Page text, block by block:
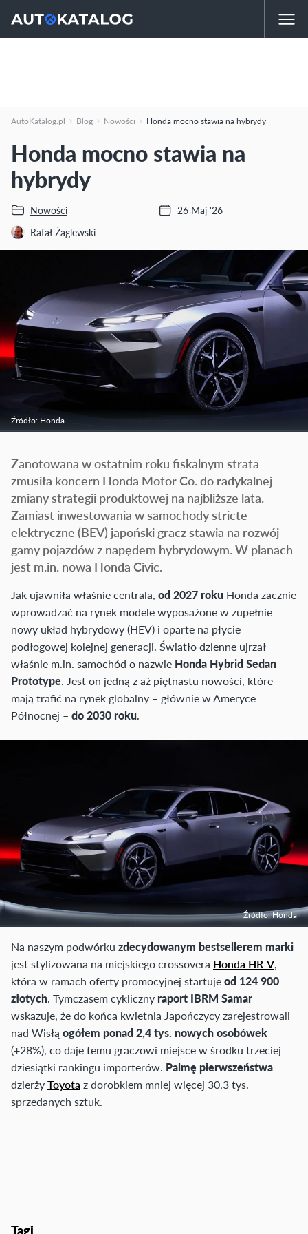
AutoKatalog.pl Blog Nowości Honda mocno stawia na hybrydy
Honda mocno stawia na
hybrydy
Nowości
Rafał Żaglewski
26 Maj '26
Źródło: Honda
Zanotowana w ostatnim roku fiskalnym strata
zmusiła koncern Honda Motor Co. do radykalnej
zmiany strategii produktowej na najbliższe lata.
Zamiast inwestowania w samochody stricte
elektryczne (BEV) japoński gracz stawia na rozwój
gamy pojazdów z napędem hybrydowym. W planach
jest m.in. nowa Honda Civic.
Jak ujawniła właśnie centrala, od 2027 roku Honda zacznie
wprowadzać na rynek modele wyposażone w zupełnie
nowy układ hybrydowy (HEV) i oparte na płycie
podłogowej kolejnej generacji. Światło dzienne ujrzał
właśnie m.in. samochód o nazwie Honda Hybrid Sedan
Prototype. Jest on jedną z aż piętnastu nowości, które
mają trafić na rynek globalny – głównie w Ameryce
Północnej – do 2030 roku.
Źródło: Honda
Na naszym podwórku zdecydowanym bestsellerem marki
jest stylizowana na miejskiego crossovera Honda HR-V,
która w ramach oferty promocyjnej startujeod 124 900
złotych. Tymczasem cykliczny raport IBRM Samar
wskazuje, że do końca kwietnia Japończycy zarejestrowali
nad Wisłą ogółem ponad 2,4 tys. nowych osobówek
(+28%), co daje temu graczowi miejsce w środku trzeciej
dziesiątki rankingu importerów. Palmę pierwszeństwa
dzierżyToyota z dorobkiem mniej więcej 30,3 tys.
sprzedanych sztuk.
Tagi